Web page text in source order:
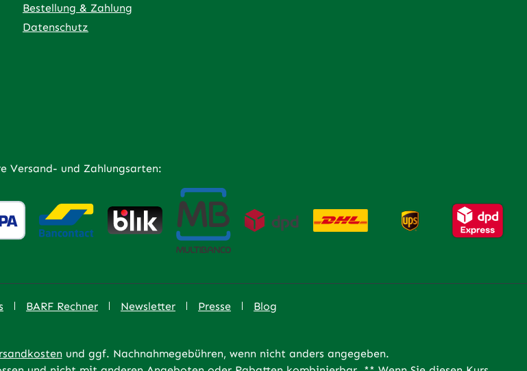
Link)Link)
Link)
Tab (externer Link)
Bestellung & Zahlung
Datenschutz
Versand- und Zahlungsarten:
BARF Rechner Newsletter Presse Blog
und ggf. Nachnahmegebühren, wenn nicht anders angegeben.